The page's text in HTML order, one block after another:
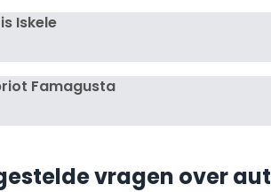
Iskele
Famagusta
vragen over